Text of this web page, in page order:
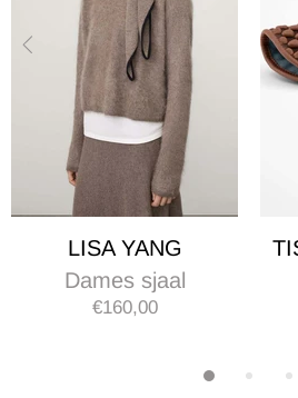
TISSA FONTANEDA
Brillenkoker
€185,00